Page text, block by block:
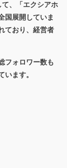
て、「エクシアホ
国展開していま
ており、経営者
フォロワー数も
ます。